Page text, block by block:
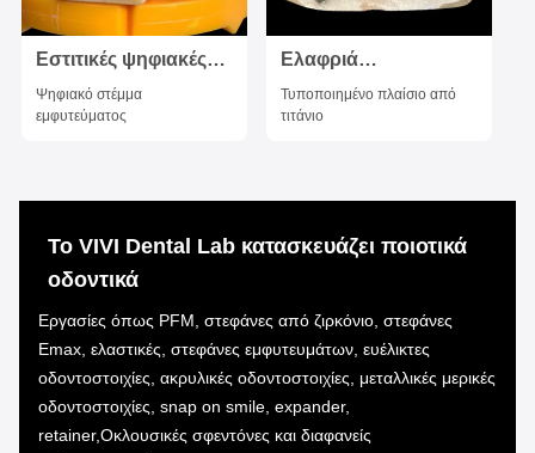
Εστιτικές ψηφιακές
οδοντικές στεφάνες
Διαφανείς στεφάνες
Ψηφιακό στέμμα
εμφυτεύματος
Ελαφριά
οδοντοστοιχία από
τιτάνιο από το
Κίνας.
Τυποποιημένο πλαίσιο από
τιτάνιο
Το VIVI Dental Lab κατασκευάζει ποιοτικά
οδοντικά
Εργασίες όπως PFM, στεφάνες από ζιρκόνιο, στεφάνες
Emax, ελαστικές, στεφάνες εμφυτευμάτων, ευέλικτες
οδοντοστοιχίες, ακρυλικές οδοντοστοιχίες, μεταλλικές μερικές
οδοντοστοιχίες, snap on smile, expander,
retainer,Οκλουσικές σφεντόνες και διαφανείς